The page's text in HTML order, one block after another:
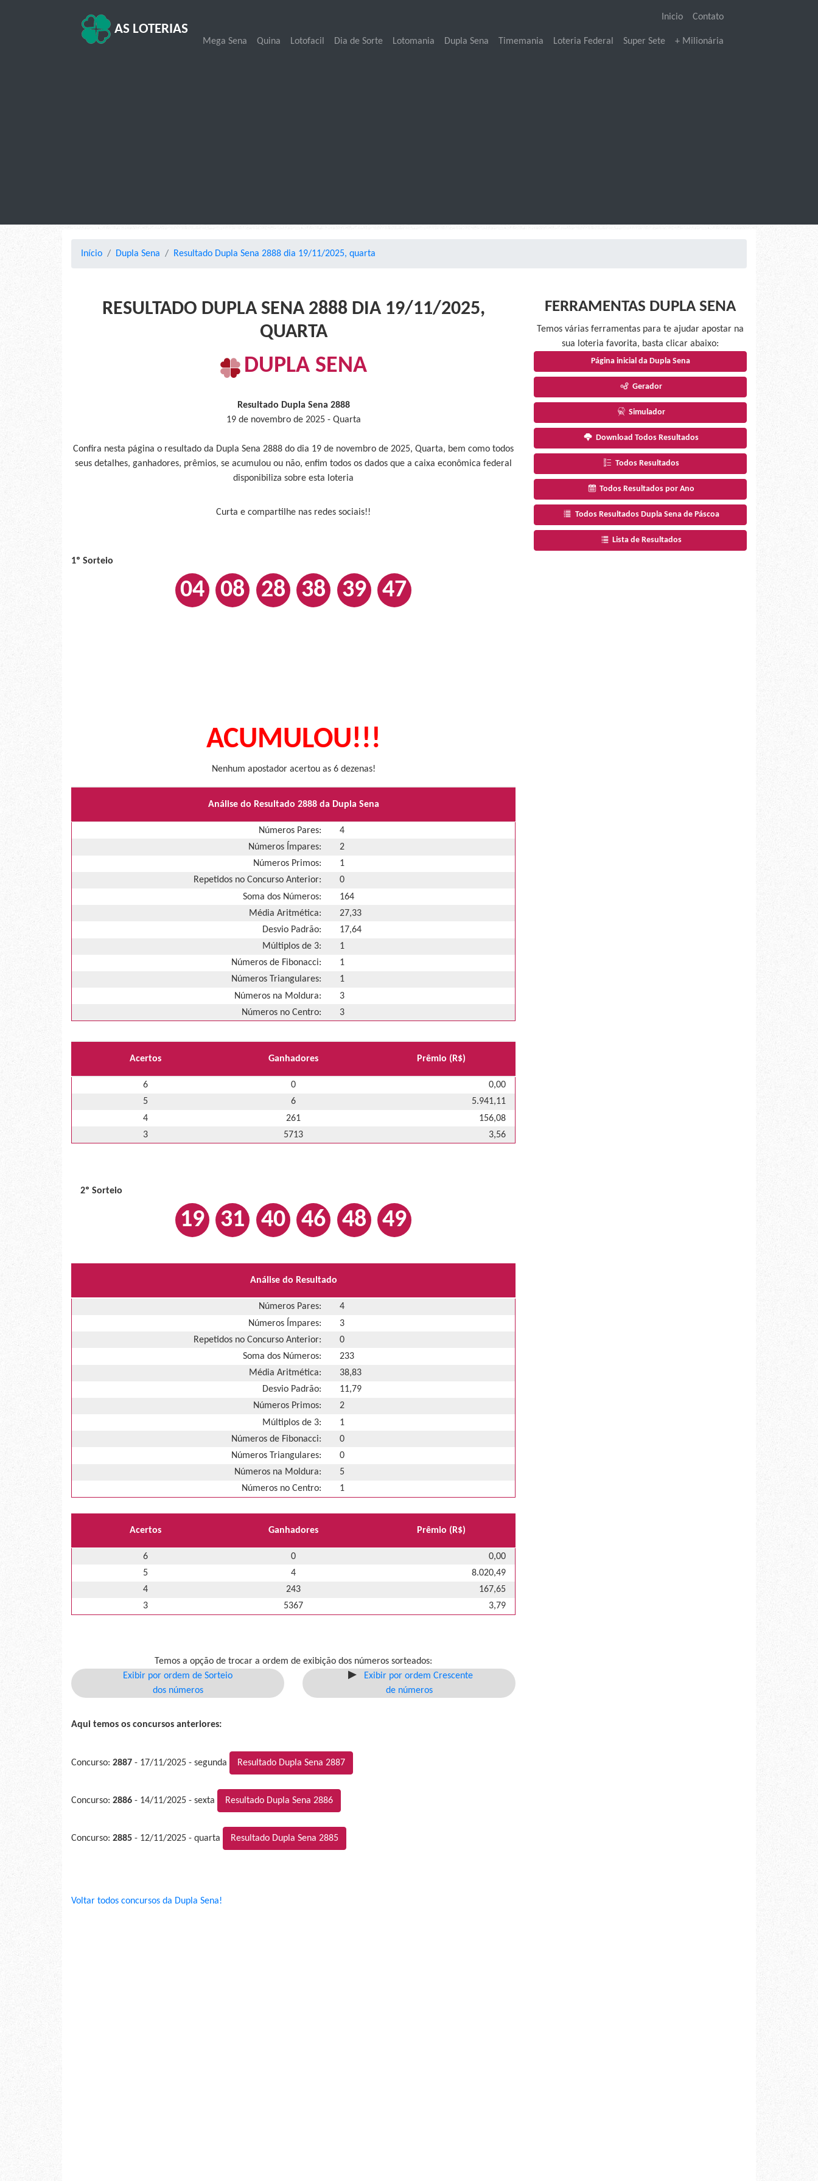
AS LOTERIAS
Inicio Contato
Mega Sena Quina Lotofacil Dia de Sorte Lotomania Dupla Sena Timemania Loteria Federal Super Sete + Milionária
Início Dupla Sena Resultado Dupla Sena 2888 dia 19/11/2025, quarta
RESULTADO DUPLA SENA 2888 DIA 19/11/2025,
QUARTA
DUPLA SENA
Resultado Dupla Sena 2888
19 de novembro de 2025 - Quarta
Confira nesta página o resultado da Dupla Sena 2888 do dia 19 de novembro de 2025, Quarta, bem como todos
seus detalhes, ganhadores, prêmios, se acumulou ou não, enfim todos os dados que a caixa econômica federal
disponibiliza sobre esta loteria
Curta e compartilhe nas redes sociais!!
1º Sorteio
04 08 28 38 39 47
ACUMULOU!!!
Nenhum apostador acertou as 6 dezenas!
Análise do Resultado 2888 da Dupla Sena
Números Pares:
4
Números Ímpares:
2
Números Primos:
1
Repetidos no Concurso Anterior:
0
Soma dos Números:
164
Média Aritmética:
27,33
Desvio Padrão:
17,64
Múltiplos de 3:
1
Números de Fibonacci:
1
Números Triangulares:
1
Números na Moldura:
3
Números no Centro:
3
Acertos Ganhadores Prêmio (R$)
6 0
0,00
5
6
5.941,11
4
261
156,08
3
5713 3,56
2º Sorteio
19 31 40 46 48 49
Análise do Resultado
Números Pares:
4
Números Ímpares:
3
Repetidos no Concurso Anterior:
0
Soma dos Números:
233
Média Aritmética:
38,83
Desvio Padrão:
11,79
Números Primos:
2
Múltiplos de 3:
1
Números de Fibonacci:
0
Números Triangulares:
0
Números na Moldura:
5
Números no Centro:
1
Acertos Ganhadores Prêmio (R$)
6 0
0,00
5
4
8.020,49
4
243
167,65
3
5367 3,79
Temos a opção de trocar a ordem de exibição dos números sorteados:
Exibir por ordem de Sorteio
dos números
Exibir por ordem Crescente
de números
Aqui temos os concursos anteriores:
Concurso: 2887 - 17/11/2025 - segunda Resultado Dupla Sena 2887
Concurso: 2886 - 14/11/2025 - sexta Resultado Dupla Sena 2886
Concurso: 2885 - 12/11/2025 - quarta Resultado Dupla Sena 2885
Voltar todos concursos da Dupla Sena!
FERRAMENTAS DUPLA SENA
Temos várias ferramentas para te ajudar apostar na
sua loteria favorita, basta clicar abaixo:
Página inicial da Dupla Sena
Gerador
Simulador
Download Todos Resultados
Todos Resultados
Todos Resultados por Ano
Todos Resultados Dupla Sena de Páscoa
Lista de Resultados